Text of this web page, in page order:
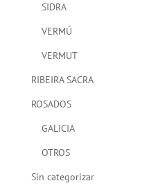
SIDRA
VERMÚ
VERMUT
RIBEIRA SACRA
ROSADOS
GALICIA
OTROS
Sin categorizar